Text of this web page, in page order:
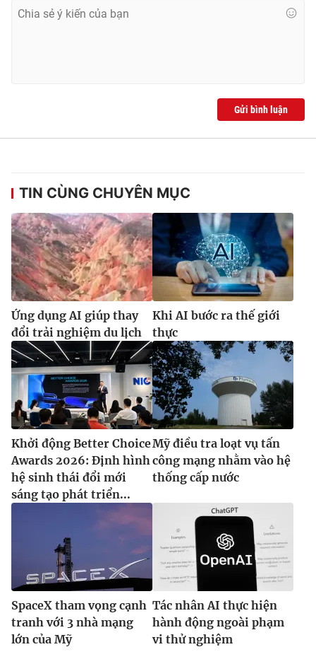
thuận bằng văn bản. Ghi rõ nguồn VTV.vn khi phát hành lại
thông tin từ website này.
Gửi bình luận
TIN CÙNG CHUYÊN MỤC
Ứng dụng AI giúp thay
đổi trải nghiệm du lịch
Khi AI bước ra thế giới
thực
Khởi động Better Choice
Awards 2026: Định hình
hệ sinh thái đổi mới
sáng tạo phát triển...
Mỹ điều tra loạt vụ tấn
công mạng nhằm vào hệ
thống cấp nước
SpaceX tham vọng cạnh
tranh với 3 nhà mạng
lớn của Mỹ
Tác nhân AI thực hiện
hành động ngoài phạm
vi thử nghiệm